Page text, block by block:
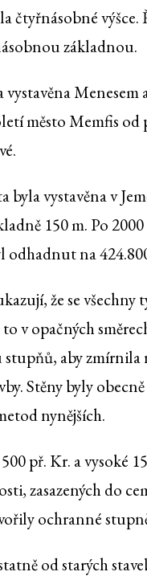
čtyřnásobné
základnou.
vystavěna
město Memfis od
byla vystavěna v
150 m. Po
odhadnut na
že se
v opačných
aby
Stěny byly
nynějších.
př. Kr. a vysoké
zasazených do
ochranné
od starých